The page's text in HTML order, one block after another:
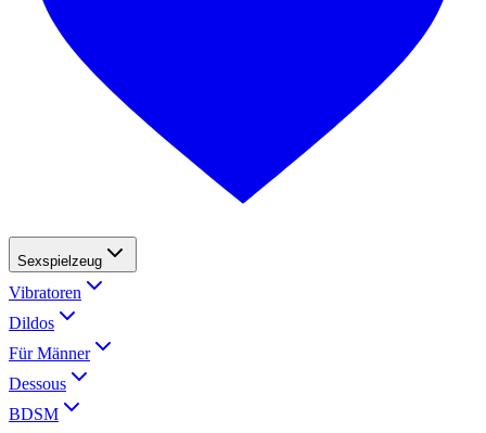
Sexspielzeug
Vibratoren
Dildos
Für Männer
Dessous
BDSM